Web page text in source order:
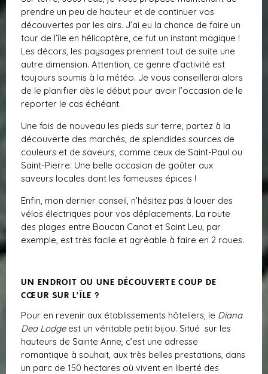
prendre un peu de hauteur et de continuer vos
découvertes par les airs. J’ai eu la chance de faire un
tour de l’île en hélicoptère, ce fut un instant magique !
Les décors, les paysages prennent tout de suite une
autre dimension. Attention, ce genre d’activité est
toujours soumis à la météo. Je vous conseillerai alors
de le planifier dès le début pour avoir l’occasion de le
reporter le cas échéant.
Une fois de nouveau les pieds sur terre, partez à la
découverte des marchés, de splendides sources de
couleurs et de saveurs, comme ceux de Saint-Paul ou
Saint-Pierre. Une belle occasion de goûter aux
saveurs locales dont les fameuses épices !
Enfin, mon dernier conseil, n’hésitez pas à louer des
vélos électriques pour vos déplacements. La route
des plages entre Boucan Canot et Saint Leu, par
exemple, est très facile et agréable à faire en 2 roues.
UN ENDROIT OU UNE DÉCOUVERTE COUP DE
CŒUR SUR L’ÎLE ?
Pour en revenir aux établissements hôteliers, le Diana
Dea Lodgeest un véritable petit bijou. Situé sur les
hauteurs de Sainte Anne, c’est une adresse
romantique à souhait, aux très belles prestations, dans
un parc de 150 hectares où vivent en liberté des